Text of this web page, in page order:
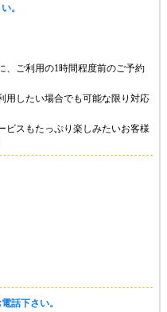
。
ご利用の1時間程度前のご予約
用したい場合でも可能な限り対応
スもたっぷり楽しみたいお客様
話下さい。